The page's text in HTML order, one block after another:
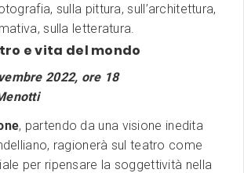
sulla pittura, sull’architettura,
sulla letteratura.
e vita del mondo
2022, ore 18
, partendo da una visione inedita
ragionerà sul teatro come
per ripensare la soggettività nella